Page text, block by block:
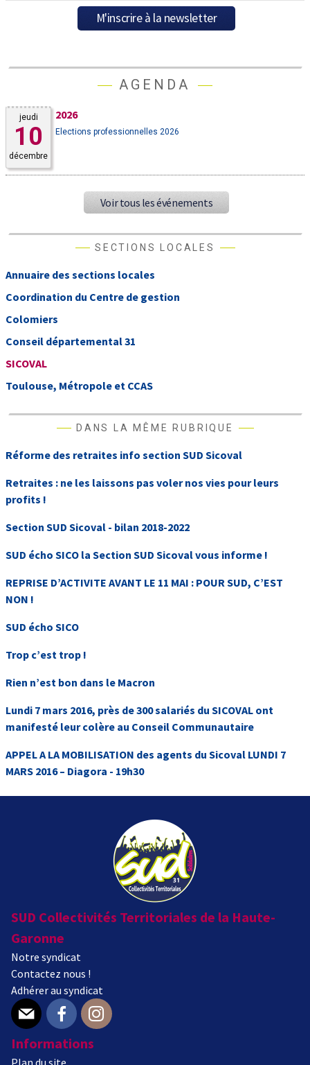
AGENDA
jeudi
10
décembre
2026
Elections professionnelles 2026
Voir tous les événements
SECTIONS LOCALES
Annuaire des sections locales
Coordination du Centre de gestion
Colomiers
Conseil départemental 31
SICOVAL
Toulouse, Métropole et CCAS
DANS LA MÊME RUBRIQUE
Réforme des retraites info section SUD Sicoval
Retraites : ne les laissons pas voler nos vies pour leurs
profits !
Section SUD Sicoval - bilan 2018-2022
SUD écho SICO la Section SUD Sicoval vous informe !
REPRISE D’ACTIVITE AVANT LE 11 MAI : POUR SUD, C’EST
NON !
SUD écho SICO
Trop c’est trop !
Rien n’est bon dans le Macron
Lundi 7 mars 2016, près de 300 salariés du SICOVAL ont
manifesté leur colère au Conseil Communautaire
APPEL A LA MOBILISATION des agents du Sicoval LUNDI 7
MARS 2016 – Diagora - 19h30
SUD Collectivités Territoriales de la Haute-
Garonne
Notre syndicat
Contactez nous !
Adhérer au syndicat
E-mail Facebook
Informations